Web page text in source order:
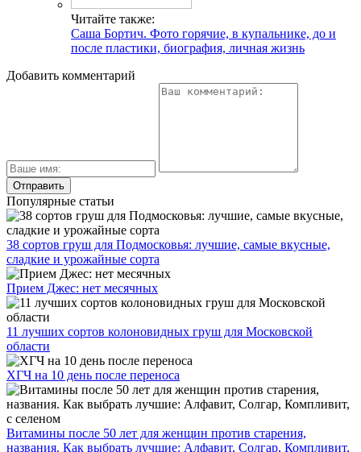
Читайте также:
Саша Бортич. Фото горячие, в купальнике, до и
после пластики, биография, личная жизнь
Добавить комментарий
Популярные статьи
38 сортов груш для Подмосковья: лучшие, самые вкусные,
сладкие и урожайные сорта
Прием Джес: нет месячных
11 лучших сортов колоновидных груш для Московской
области
ХГЧ на 10 день после переноса
Витамины после 50 лет для женщин против старения,
названия. Как выбрать лучшие: Алфавит, Солгар, Компливит,